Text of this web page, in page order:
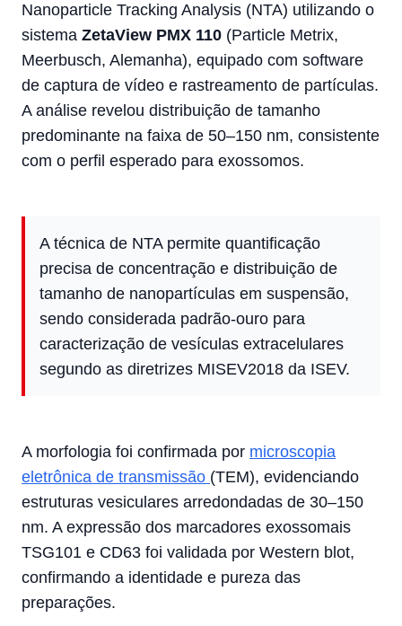
Nanoparticle Tracking Analysis (NTA) utilizando o
sistema ZetaView PMX 110 (Particle Metrix,
Meerbusch, Alemanha), equipado com software
de captura de vídeo e rastreamento de partículas.
A análise revelou distribuição de tamanho
predominante na faixa de 50–150 nm, consistente
com o perfil esperado para exossomos.
A técnica de NTA permite quantificação
precisa de concentração e distribuição de
tamanho de nanopartículas em suspensão,
sendo considerada padrão-ouro para
caracterização de vesículas extracelulares
segundo as diretrizes MISEV2018 da ISEV.
A morfologia foi confirmada por microscopia
eletrônica de transmissão (TEM), evidenciando
estruturas vesiculares arredondadas de 30–150
nm. A expressão dos marcadores exossomais
TSG101 e CD63 foi validada por Western blot,
confirmando a identidade e pureza das
preparações.